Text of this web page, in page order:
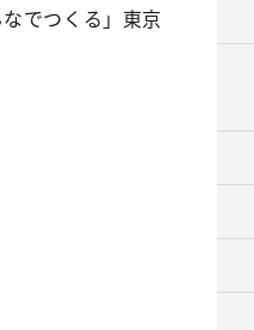
でつくる」東京